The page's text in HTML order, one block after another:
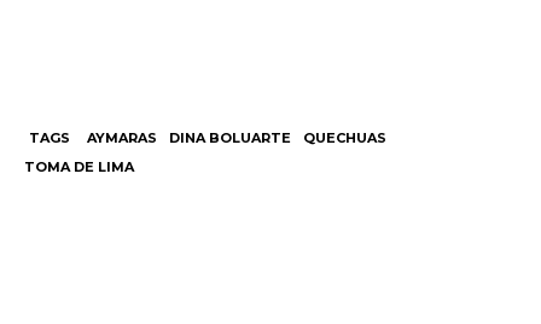
TAGS AYMARAS DINA BOLUARTE
QUECHUAS
TOMA DE LIMA